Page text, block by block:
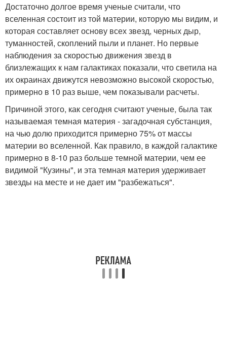
Достаточно долгое время ученые считали, что
вселенная состоит из той материи, которую мы видим, и
которая составляет основу всех звезд, черных дыр,
туманностей, скоплений пыли и планет. Но первые
наблюдения за скоростью движения звезд в
близлежащих к нам галактиках показали, что светила на
их окраинах движутся невозможно высокой скоростью,
примерно в 10 раз выше, чем показывали расчеты.
Причиной этого, как сегодня считают ученые, была так
называемая темная материя - загадочная субстанция,
на чью долю приходится примерно 75% от массы
материи во вселенной. Как правило, в каждой галактике
примерно в 8-10 раз больше темной материи, чем ее
видимой "Кузины", и эта темная материя удерживает
звезды на месте и не дает им "разбежаться".